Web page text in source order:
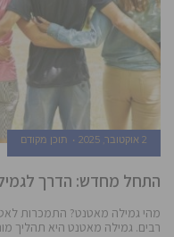
2 אוקטובר, 2025 תוכן מקודם
התחל מחדש: הדרך
מהי גמילה מאטנט? התמכרות
רבים. גמילה מאטנט היא תהליך